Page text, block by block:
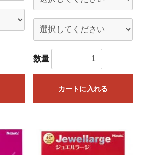
数量
カートに入れる